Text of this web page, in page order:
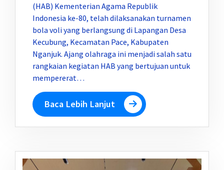
(HAB) Kementerian Agama Republik
Indonesia ke-80, telah dilaksanakan turnamen
bola voli yang berlangsung di Lapangan Desa
Kecubung, Kecamatan Pace, Kabupaten
Nganjuk. Ajang olahraga ini menjadi salah satu
rangkaian kegiatan HAB yang bertujuan untuk
mempererat…
Baca Lebih Lanjut